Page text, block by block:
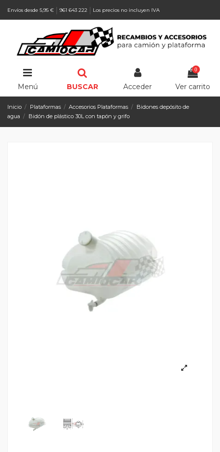
Envíos desde 5,95 € 961 643 222 Los precios no incluyen IVA
Menú BUSCAR Acceder
0
Ver carrito
Inicio Plataformas Accesorios Plataformas
Bidones depósito de
agua
Bidón de plástico 30L con tapón y grifo